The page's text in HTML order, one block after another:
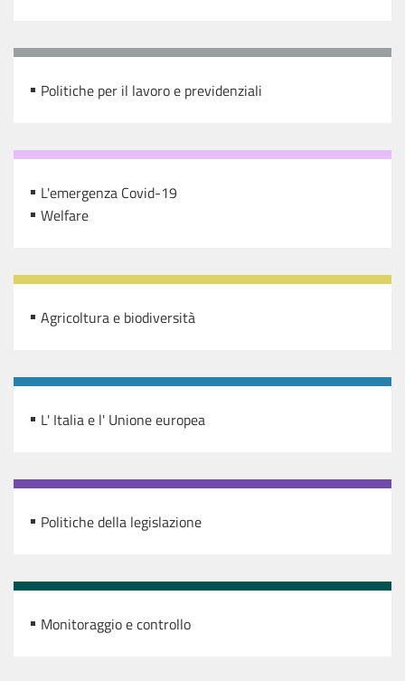
Politiche per il lavoro e previdenziali
L'emergenza Covid-19
Welfare
Agricoltura e biodiversità
L' Italia e l' Unione europea
Politiche della legislazione
Monitoraggio e controllo